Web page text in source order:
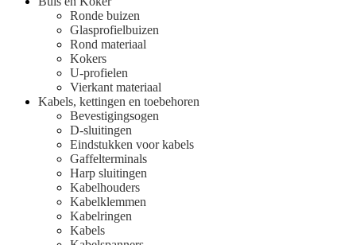
Ronde buizen
Glasprofielbuizen
Rond materiaal
Kokers
U-profielen
Vierkant materiaal
Kabels, kettingen en toebehoren
Bevestigingsogen
D-sluitingen
Eindstukken voor kabels
Gaffelterminals
Harp sluitingen
Kabelhouders
Kabelklemmen
Kabelringen
Kabels